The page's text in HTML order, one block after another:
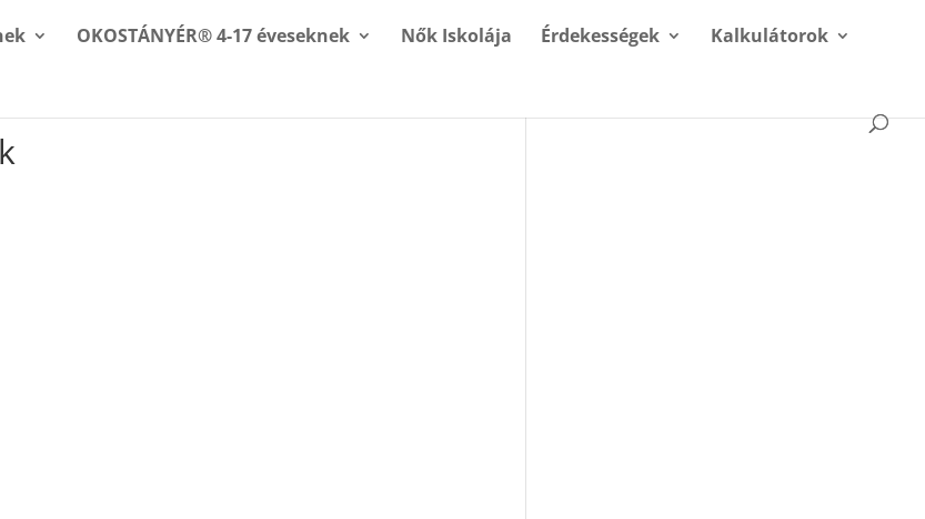
OKOSTÁNYÉR® 4-17 éveseknek Nők Iskolája Érdekességek
Kalkulátorok